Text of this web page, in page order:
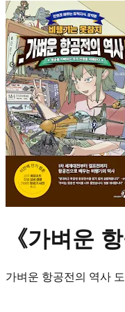
《가벼운
가벼운 항공전의 역사